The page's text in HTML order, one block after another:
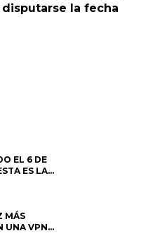
la fecha
EL 6 DE
ES LA
MÁS
UNA VPN